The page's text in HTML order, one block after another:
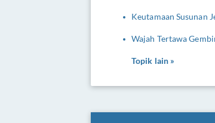
Keutamaan Susunan
Wajah Tertawa
Topik lain »